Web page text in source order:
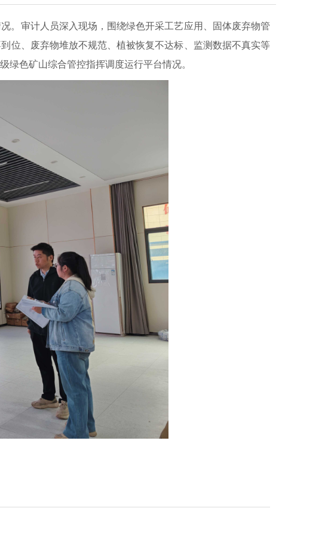
。审计人员深入现场，围绕绿色开采工艺应用、固体废弃物管
位、废弃物堆放不规范、植被恢复不达标、监测数据不真实等
绿色矿山综合管控指挥调度运行平台情况。